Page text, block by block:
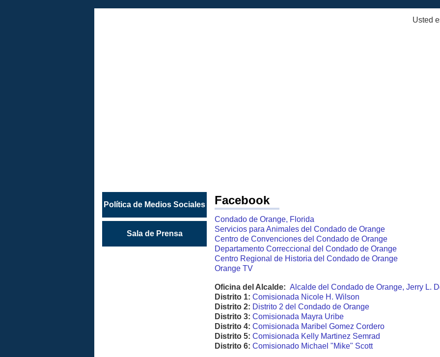
Usted
Política de Medios Sociales
Sala de Prensa
Facebook
Condado de Orange, Florida
Servicios para Animales del Condado de Orange
Centro de Convenciones del Condado de Orange
Departamento Correccional del Condado de Orange
Centro Regional de Historia del Condado de Orange
Orange TV
Oficina del Alcalde: Alcalde del Condado de Orange, Jerry L.
Distrito 1: Comisionada Nicole H. Wilson
Distrito 2: Distrito 2 del Condado de Orange
Distrito 3: Comisionada Mayra Uribe
Distrito 4: Comisionada Maribel Gomez Cordero
Distrito 5: Comisionada Kelly Martinez Semrad
Distrito 6: Comisionado Michael "Mike" Scott